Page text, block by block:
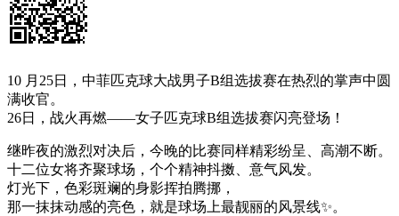
10 月25日，中菲匹克球大战男子B组选拔赛在热烈的掌声中圆
满收官。
26日，战火再燃——女子匹克球B组选拔赛闪亮登场！
继昨夜的激烈对决后，今晚的比赛同样精彩纷呈、高潮不断。
十二位女将齐聚球场，个个精神抖擞、意气风发。
灯光下，色彩斑斓的身影挥拍腾挪，
那一抹抹动感的亮色，就是球场上最靓丽的风景线✨。